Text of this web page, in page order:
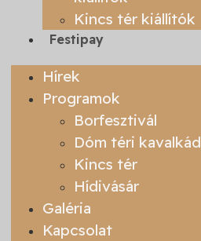
Kincs tér kiállítók
Festipay
Hírek
Programok
Borfesztivál
Dóm téri kavalkád
Kincs tér
Hídivásár
Galéria
Kapcsolat